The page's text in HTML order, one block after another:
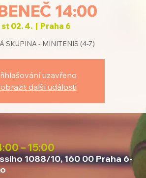
14:00
st 02. 4.
  |
Praha 6
SKUPINA - MINITENIS (4-7)
uzavřeno
další události
– 15:00
1088/10, 160 00 Praha 6-